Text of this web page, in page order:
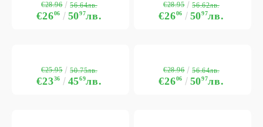
€2606 5097лв.
€28.96 56.64лв.
€2606 5097лв.
€28.95 56.62лв.
€2336 4569лв.
€25.95 50.75лв.
€2606 5097лв.
€28.96 56.64лв.